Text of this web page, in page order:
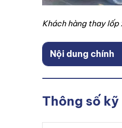
Khách hàng thay
Nội dung chính
Thông số